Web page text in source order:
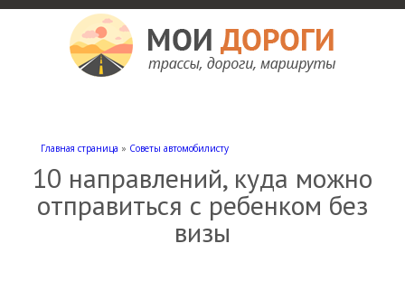
Главная страница » Советы автомобилисту
10 направлений, куда можно
отправиться с ребенком без
визы